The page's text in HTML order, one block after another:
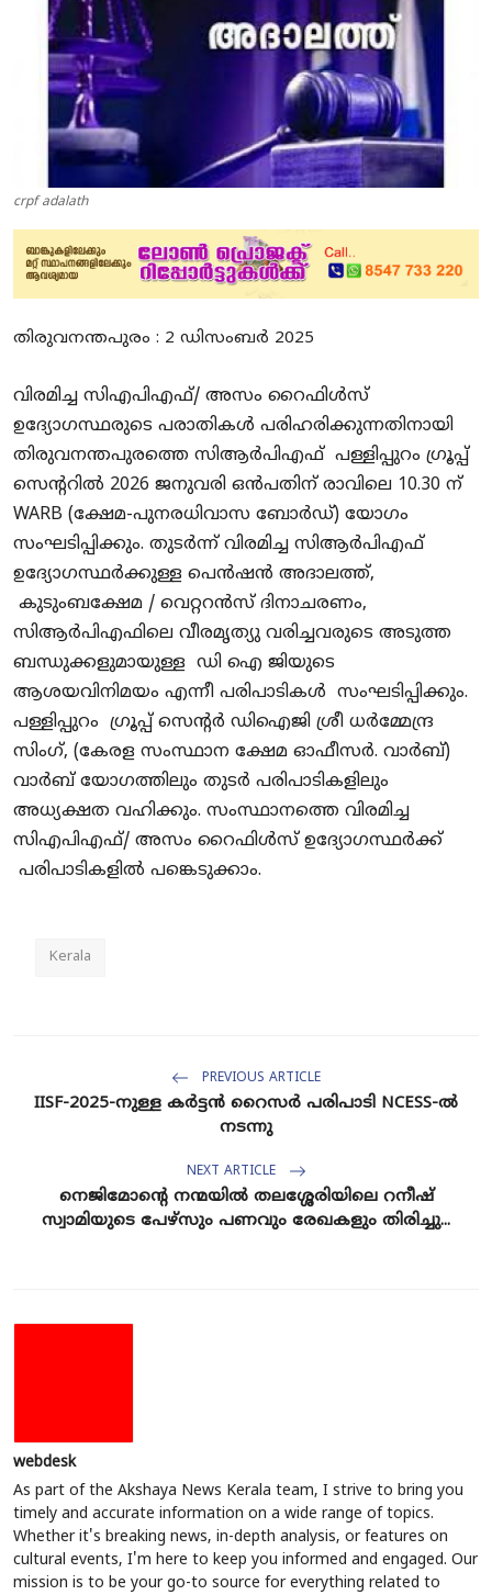
Education
Entertainment
Health
Sports
Travel & Tourism
Technology
E-Paper
crpf adalath
തിരുവനന്തപുരം : 2 ഡിസംബർ 2025
വിരമിച്ച സിഎപിഎഫ്/ അസം റൈഫിൾസ്
ഉദ്യോഗസ്ഥരുടെ പരാതികൾ പരിഹരിക്കുന്നതിനായി
തിരുവനന്തപുരത്തെ സിആർപിഎഫ് പള്ളിപ്പുറം ഗ്രൂപ്പ്
സെന്ററിൽ 2026 ജനുവരി ഒൻപതിന് രാവിലെ 10.30 ന്
WARB (ക്ഷേമ-പുനരധിവാസ ബോർഡ്) യോഗം
സംഘടിപ്പിക്കും. തുടർന്ന് വിരമിച്ച സിആർപിഎഫ്
ഉദ്യോഗസ്ഥർക്കുള്ള പെൻഷൻ അദാലത്ത്,
കുടുംബക്ഷേമ / വെറ്ററൻസ് ദിനാചരണം,
സിആർപിഎഫിലെ വീരമൃത്യു വരിച്ചവരുടെ അടുത്ത
ബന്ധുക്കളുമായുള്ള ഡി ഐ ജിയുടെ
ആശയവിനിമയം എന്നീ പരിപാടികൾ സംഘടിപ്പിക്കും.
പള്ളിപ്പുറം ഗ്രൂപ്പ് സെന്റർ ഡിഐജി ശ്രീ ധർമ്മേന്ദ്ര
സിംഗ്, (കേരള സംസ്ഥാന ക്ഷേമ ഓഫീസർ. വാർബ്)
വാർബ് യോഗത്തിലും തുടർ പരിപാടികളിലും
അധ്യക്ഷത വഹിക്കും. സംസ്ഥാനത്തെ വിരമിച്ച
സിഎപിഎഫ്/ അസം റൈഫിൾസ് ഉദ്യോഗസ്ഥർക്ക്
പരിപാടികളിൽ പങ്കെടുക്കാം.
Kerala
PREVIOUS ARTICLE
IISF-2025-നുള്ള കർട്ടൻ റൈസർ പരിപാടി NCESS-ൽ
നടന്നു
NEXT ARTICLE
നെജിമോന്റെ നന്മയിൽ തലശ്ശേരിയിലെ റനീഷ്
സ്വാമിയുടെ പേഴ്സും പണവും രേഖകളും തിരിച്ചു...
webdesk
As part of the Akshaya News Kerala team, I strive to bring you
timely and accurate information on a wide range of topics.
Whether it's breaking news, in-depth analysis, or features on
cultural events, I'm here to keep you informed and engaged. Our
mission is to be your go-to source for everything related to